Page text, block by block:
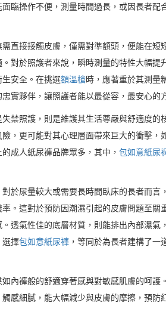
臨操作不便，測量時間過長，或因長者
直接接觸皮膚，僅需對準額頭，便能在
對於照護者來說，瞬時測量的特性大幅
安全。在挑選額溫槍時，應著重於其測量
實夥伴，讓照護者能以最從容，最安心的
禁照護，則是維護其生活尊嚴與舒適度
，更可能對其心理層面帶來巨大的衝擊
成人紙尿褲品牌眾多，其中， 包如意紙尿
於尿量較大或需要長時間臥床的長者而
。這對於預防因潮濕引起的皮膚問題至
透氣性佳的底層材質，則能排出內部濕
選擇包如意紙尿褲 ，等同於為長者建構了
如內褲般的舒適穿著感與對敏感肌膚的呵
感細膩，能大幅減少與皮膚的摩擦，預